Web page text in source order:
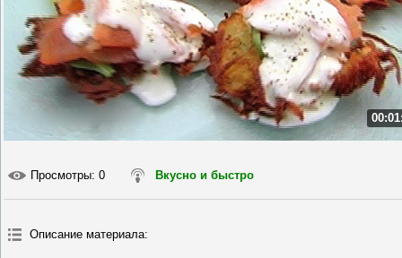
Просмотры: 0 Вкусно и быстро
Описание материала: